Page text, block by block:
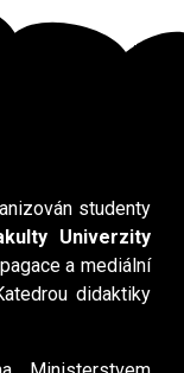
studenty
Univerzity
a mediální
didaktiky